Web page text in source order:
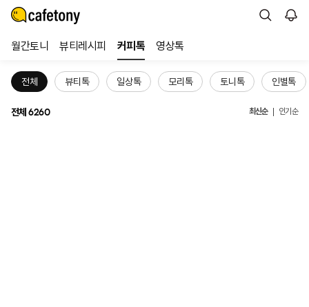
월간토니 뷰티레시피 커피톡 영상톡
전체 뷰티톡 일상톡 모리톡 토니톡 인별톡
전체 6260 최신순 인기순